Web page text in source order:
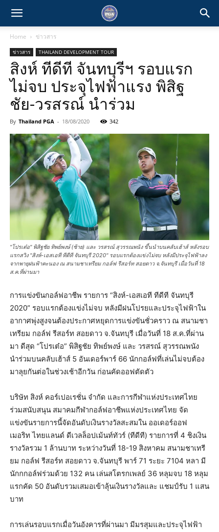
Home ข่าวสาร
ข่าวสาร THAILAND DEVELOPMENT TOUR
สิงห์ ทีดีที จันทบุรีฯ รอบแรก
ไม่จบ ประจุไฟฟ้าแรง พิสิฐ
ชัย-วรสรณ์ นำร่วม
By Thailand PGA - 18/08/2020 342
"โปรเต๋อ" พิสิฐชัย ทิพย์พงษ์ (ซ้าย) และ วรสรณ์ สุวรรณพนัง ขึ้นนำบนคลับเฮ้าส์ หลังรอบ
แรกสวิง "สิงห์-เอสเอที ทีดีที จันทบุรี 2020" รอบแรกต้องแข่งไม่จบ หลังมีประจุไฟฟ้าลง
จากพายุฝนฟ้าคะนอง ณ สนามชาเทรียม กอล์ฟ รีสอร์ท สอยดาว จ.จันทบุรี เมื่อวันที่ 18
ส.ค.ที่ผ่านมา
การแข่งขันกอล์ฟอาชีพ รายการ “สิงห์-เอสเอที ทีดีที จันทบุรี
2020” รอบแรกต้องแข่งไม่จบ หลังมีฝนโปรยและประจุไฟฟ้าใน
อากาศพุ่งสูงจนต้องประกาศหยุดการแข่งขันชั่วคราว ณ สนามชา
เทรียม กอล์ฟ รีสอร์ท สอยดาว จ.จันทบุรี เมื่อวันที่ 18 ส.ค.ที่ผ่าน
มา ดีสุด “โปรเต๋อ” พิสิฐชัย ทิพย์พงษ์ และ วรสรณ์ สุวรรณพนัง
นำร่วมบนคลับเฮ้าส์ 5 อันเดอร์พาร์ 66 นักกอล์ฟที่เล่นไม่จบต้อง
มาลุยกันต่อในช่วงเช้าอีกวัน ก่อนคัดออฟตัดตัว
บริษัท สิงห์ คอร์เปอเรชั่น จำกัด และการกีฬาแห่งประเทศไทย
ร่วมสนับสนุน สมาคมกีฬากอล์ฟอาชีพแห่งประเทศไทย จัด
แข่งขันรายการนี้จัดอันดับเงินรางวัลสะสมใน ออเดอร์ออฟ
เมอริท ไทยแลนด์ ดีเวลล็อปเม้นท์ทัวร์ (ทีดีที) รายการที่ 4 ชิงเงิน
รางวัลรวม 1 ล้านบาท ระหว่างวันที่ 18-19 สิงหาคม สนามชาเทรี
ยม กอล์ฟ รีสอร์ท สอยดาว จ.จันทบุรี พาร์ 71 ระยะ 7104 หลา มี
นักกกอล์ฟร่วมด้วย 132 คน เล่นสโตรกเพลย์ 36 หลุมจบ 18 หลุม
แรกคัด 50 อันดับรวมเสมอเข้าลุ้นเงินรางวัลและ แชมป์รับ 1 แสน
บาท
การเล่นรอบแรกเมื่อวันอังคารที่ผ่านมา มีมรสุมและประจุไฟฟ้า